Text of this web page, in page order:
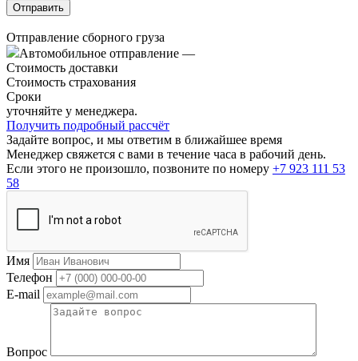
Отправление сборного груза
Автомобильное отправление —
Стоимость доставки
Стоимость страхования
Сроки
уточняйте у менеджера.
Получить подробный рассчёт
Задайте вопрос, и мы ответим в ближайшее время
Менеджер свяжется с вами в течение часа в рабочий день.
Если этого не произошло, позвоните по номеру +7 923 111 53
58
Имя
Телефон
E-mail
Вопрос